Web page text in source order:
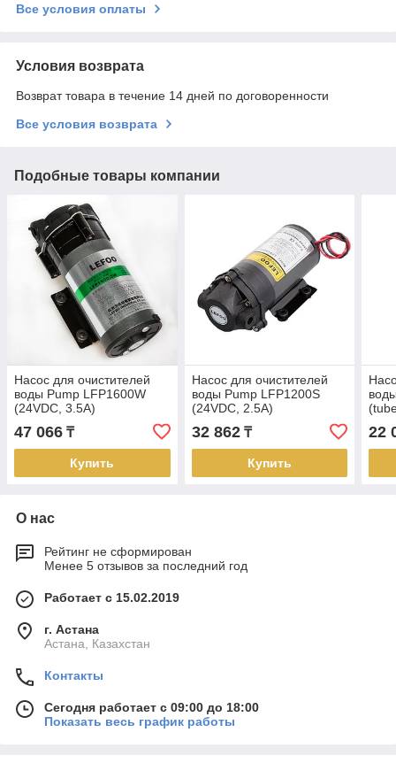
Все условия оплаты
Условия возврата
Возврат товара в течение 14 дней по договоренности
Все условия возврата
Подобные товары компании
Насос для очистителей
воды Pump LFP1600W
(24VDC, 3.5A)
47 066 ₸
Купить
Насос для очистителей
воды Pump LFP1200S
(24VDC, 2.5A)
32 862₸
Купить
22
О нас
Рейтинг не сформирован
Менее 5 отзывов за последний год
Работает с 15.02.2019
г. Астана
Астана, Казахстан
Контакты
Сегодня работает с 09:00 до 18:00
Показать весь график работы